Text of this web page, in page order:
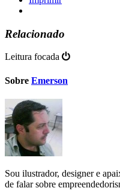
Relacionado
Leitura focada
Sobre Emerson
Sou ilustrador, designer e
de falar sobre